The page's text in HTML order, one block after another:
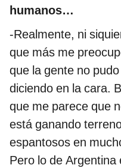
humanos…
-Realmente, ni
que más me
que la gente no
diciendo en la cara.
que me parece que
está ganando
espantosos en
Pero lo de Argentina